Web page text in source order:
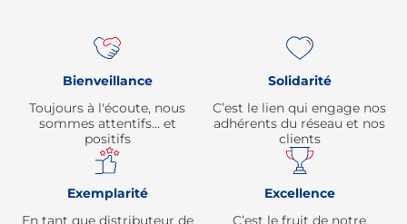
Bienveillance
Toujours à l'écoute, nous
sommes attentifs… et
positifs
Solidarité
C’est le lien qui engage nos
adhérents du réseau et nos
clients
Exemplarité
Excellence